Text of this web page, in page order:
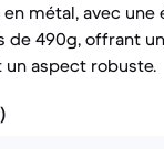
métal, avec une
de 490g, offrant
aspect robuste.